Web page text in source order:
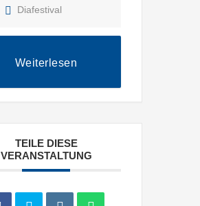
Diafestival
Weiterlesen
TEILE DIESE
VERANSTALTUNG